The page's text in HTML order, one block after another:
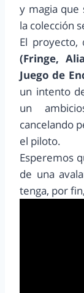
y magia que
la colección
El proyecto,
(Fringe,
Juego de
un intento
un
cancelando
el piloto.
Esperemos
de una
tenga, por